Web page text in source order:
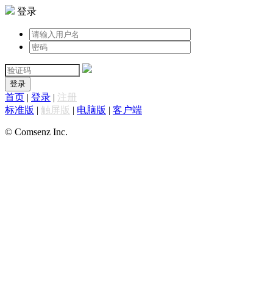
登录
登录
首页 | 登录 | 注册
标准版 | 触屏版 | 电脑版 | 客户端
© Comsenz Inc.